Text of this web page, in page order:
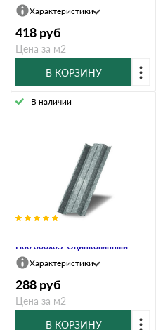
Характеристики
418 руб
Цена за м2
В КОРЗИНУ
Н60 300х0.7 Оцинкованный
В наличии
Характеристики
288 руб
Цена за м2
В КОРЗИНУ